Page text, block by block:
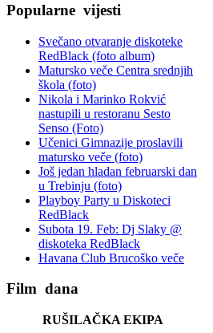
Popularne vijesti
Svečano otvaranje diskoteke
RedBlack (foto album)
Matursko veče Centra srednjih
škola (foto)
Nikola i Marinko Rokvić
nastupili u restoranu Sesto
Senso (Foto)
Učenici Gimnazije proslavili
matursko veče (foto)
Još jedan hladan februarski dan
u Trebinju (foto)
Playboy Party u Diskoteci
RedBlack
Subota 19. Feb: Dj Slaky @
diskoteka RedBlack
Havana Club Brucoško veče
Film dana
RUŠILAČKA EKIPA